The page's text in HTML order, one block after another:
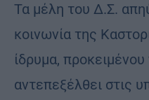
Τα μέλη του Δ.Σ.
κοινωνία της
ίδρυμα,
αντεπεξέλθει στις